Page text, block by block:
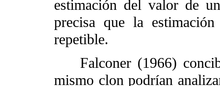
estimación del valor de
precisa que la
repetible.
Falconer (1966)
mismo clon podrían